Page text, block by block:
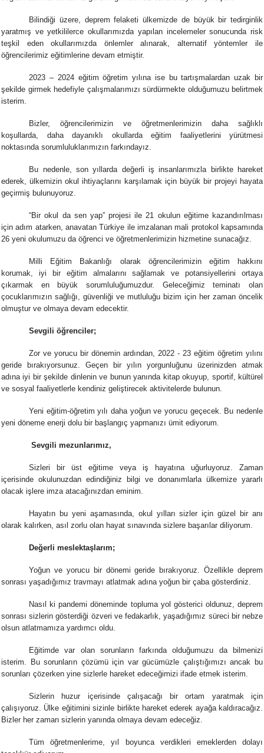
Bilindiği üzere, deprem felaketi ülkemizde de büyük bir tedirginlik
yaratmış ve yetkililerce okullarımızda yapılan incelemeler sonucunda risk
teşkil eden okullarımızda önlemler alınarak, alternatif yöntemler ile
öğrencilerimiz eğitimlerine devam etmiştir.
2023 – 2024 eğitim öğretim yılına ise bu tartışmalardan uzak bir
şekilde girmek hedefiyle çalışmalarımızı sürdürmekte olduğumuzu belirtmek
isterim.
Bizler, öğrencilerimizin ve öğretmenlerimizin daha sağlıklı
koşullarda, daha dayanıklı okullarda eğitim faaliyetlerini yürütmesi
noktasında sorumluluklarımızın farkındayız.
Bu nedenle, son yıllarda değerli iş insanlarımızla birlikte hareket
ederek, ülkemizin okul ihtiyaçlarını karşılamak için büyük bir projeyi hayata
geçirmiş bulunuyoruz.
“Bir okul da sen yap” projesi ile 21 okulun eğitime kazandırılması
için adım atarken, anavatan Türkiye ile imzalanan mali protokol kapsamında
26 yeni okulumuzu da öğrenci ve öğretmenlerimizin hizmetine sunacağız.
Milli Eğitim Bakanlığı olarak öğrencilerimizin eğitim hakkını
korumak, iyi bir eğitim almalarını sağlamak ve potansiyellerini ortaya
çıkarmak en büyük sorumluluğumuzdur. Geleceğimiz teminatı olan
çocuklarımızın sağlığı, güvenliği ve mutluluğu bizim için her zaman öncelik
olmuştur ve olmaya devam edecektir.
Sevgili öğrenciler;
Zor ve yorucu bir dönemin ardından, 2022 - 23 eğitim öğretim yılını
geride bırakıyorsunuz. Geçen bir yılın yorgunluğunu üzerinizden atmak
adına iyi bir şekilde dinlenin ve bunun yanında kitap okuyup, sportif, kültürel
ve sosyal faaliyetlerle kendiniz geliştirecek aktivitelerde bulunun.
Yeni eğitim-öğretim yılı daha yoğun ve yorucu geçecek. Bu nedenle
yeni döneme enerji dolu bir başlangıç yapmanızı ümit ediyorum.
Sevgili mezunlarımız,
Sizleri bir üst eğitime veya iş hayatına uğurluyoruz. Zaman
içerisinde okulunuzdan edindiğiniz bilgi ve donanımlarla ülkemize yararlı
olacak işlere imza atacağınızdan eminim.
Hayatın bu yeni aşamasında, okul yılları sizler için güzel bir anı
olarak kalırken, asıl zorlu olan hayat sınavında sizlere başarılar diliyorum.
Değerli meslektaşlarım;
Yoğun ve yorucu bir dönemi geride bırakıyoruz. Özellikle deprem
sonrası yaşadığımız travmayı atlatmak adına yoğun bir çaba gösterdiniz.
Nasıl ki pandemi döneminde topluma yol gösterici oldunuz, deprem
sonrası sizlerin gösterdiği özveri ve fedakarlık, yaşadığımız süreci bir nebze
olsun atlatmamıza yardımcı oldu.
Eğitimde var olan sorunların farkında olduğumuzu da bilmenizi
isterim. Bu sorunların çözümü için var gücümüzle çalıştığımızı ancak bu
sorunları çözerken yine sizlerle hareket edeceğimizi ifade etmek isterim.
Sizlerin huzur içerisinde çalışacağı bir ortam yaratmak için
çalışıyoruz. Ülke eğitimini sizinle birlikte hareket ederek ayağa kaldıracağız.
Bizler her zaman sizlerin yanında olmaya devam edeceğiz.
Tüm öğretmenlerime, yıl boyunca verdikleri emeklerden dolayı